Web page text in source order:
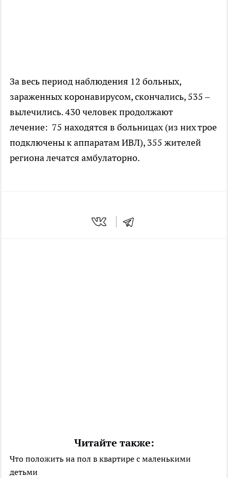
За весь период наблюдения 12 больных,
зараженных коронавирусом, скончались, 535 –
вылечились. 430 человек продолжают
лечение: 75 находятся в больницах (из них трое
подключены к аппаратам ИВЛ), 355 жителей
региона лечатся амбулаторно.
Читайте также:
Что положить на пол в квартире с маленькими
детьми